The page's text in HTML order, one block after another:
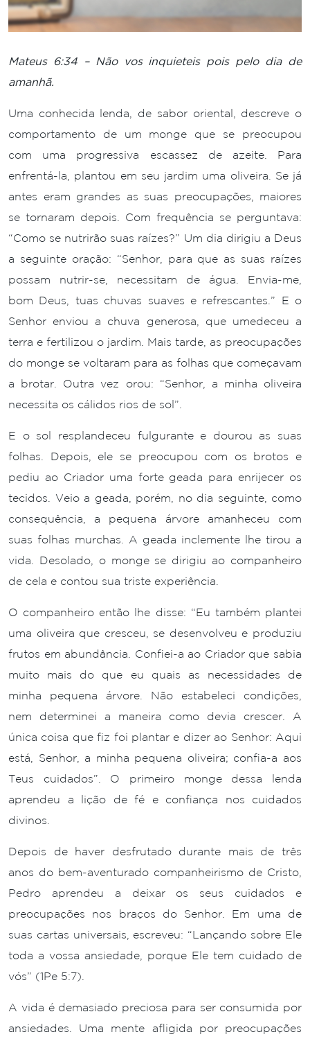
Mateus 6:34 – Não vos inquieteis pois pelo dia de
amanhã.
Uma conhecida lenda, de sabor oriental, descreve o
comportamento de um monge que se preocupou
com uma progressiva escassez de azeite. Para
enfrentá-la, plantou em seu jardim uma oliveira. Se já
antes eram grandes as suas preocupações, maiores
se tornaram depois. Com frequência se perguntava:
“Como se nutrirão suas raízes?” Um dia dirigiu a Deus
a seguinte oração: “Senhor, para que as suas raízes
possam nutrir-se, necessitam de água. Envia-me,
bom Deus, tuas chuvas suaves e refrescantes.” E o
Senhor enviou a chuva generosa, que umedeceu a
terra e fertilizou o jardim. Mais tarde, as preocupações
do monge se voltaram para as folhas que começavam
a brotar. Outra vez orou: “Senhor, a minha oliveira
necessita os cálidos rios de sol”.
E o sol resplandeceu fulgurante e dourou as suas
folhas. Depois, ele se preocupou com os brotos e
pediu ao Criador uma forte geada para enrijecer os
tecidos. Veio a geada, porém, no dia seguinte, como
consequência, a pequena árvore amanheceu com
suas folhas murchas. A geada inclemente lhe tirou a
vida. Desolado, o monge se dirigiu ao companheiro
de cela e contou sua triste experiência.
O companheiro então lhe disse: “Eu também plantei
uma oliveira que cresceu, se desenvolveu e produziu
frutos em abundância. Confiei-a ao Criador que sabia
muito mais do que eu quais as necessidades de
minha pequena árvore. Não estabeleci condições,
nem determinei a maneira como devia crescer. A
única coisa que fiz foi plantar e dizer ao Senhor: Aqui
está, Senhor, a minha pequena oliveira; confia-a aos
Teus cuidados”. O primeiro monge dessa lenda
aprendeu a lição de fé e confiança nos cuidados
divinos.
Depois de haver desfrutado durante mais de três
anos do bem-aventurado companheirismo de Cristo,
Pedro aprendeu a deixar os seus cuidados e
preocupações nos braços do Senhor. Em uma de
suas cartas universais, escreveu: “Lançando sobre Ele
toda a vossa ansiedade, porque Ele tem cuidado de
vós” (1Pe 5:7).
A vida é demasiado preciosa para ser consumida por
ansiedades. Uma mente afligida por preocupações